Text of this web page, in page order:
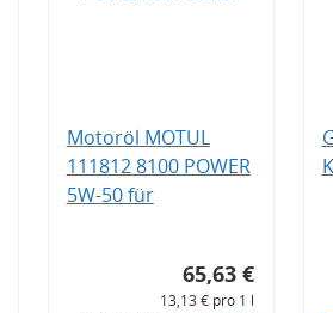
Motoröl MOTUL
111812 8100 POWER
5W-50 für
65,63 €
13,13 € pro 1 l